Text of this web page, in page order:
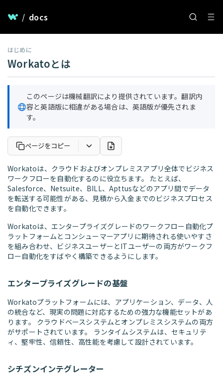
/ docs
はじめに
Workatoとは
このページは機械翻訳により提供されています。翻訳内
容と英語版に相違がある場合は、英語版が優先されま
す。
ページをコピー
Workatoは、クラウドおよびオンプレミスアプリ全体でビジネス
ワークフローを自動化するのに役立ちます。 たとえば、
Salesforce、Netsuite、BILL、Apttusなどのアプリ間でデータ
を転送する可能性がある、見積から入金までのビジネスプロセス
を自動化できます。
Workatoは、エンタープライズグレードのワークフロー自動化プ
ラットフォームとコンシューマーアプリに期待される使いやすさ
を組み合わせ、ビジネスユーザーとITユーザーの両方がワークフ
ロー自動化をすばやく構築できるようにします。
エンタープライズグレードの基盤
Workatoプラットフォームには、アプリケーション、データ、人
の統合など、現実の問題に対応するための強力な機能セットがあ
ります。 クラウドベースシステムとオンプレミスシステムの両方
がサポートされています。 ランタイムシステムは、セキュリテ
ィ、堅牢性、信頼性、高性能を考慮して設計されています。
シチズンインテグレーター